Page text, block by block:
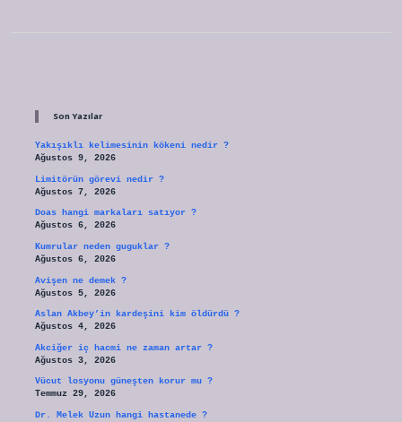
Son Yazılar
Yakışıklı kelimesinin kökeni nedir ?
Ağustos 9, 2026
Limitörün görevi nedir ?
Ağustos 7, 2026
Doas hangi markaları satıyor ?
Ağustos 6, 2026
Kumrular neden guguklar ?
Ağustos 6, 2026
Avişen ne demek ?
Ağustos 5, 2026
Aslan Akbey’in kardeşini kim öldürdü ?
Ağustos 4, 2026
Akciğer iç hacmi ne zaman artar ?
Ağustos 3, 2026
Vücut losyonu güneşten korur mu ?
Temmuz 29, 2026
Dr. Melek Uzun hangi hastanede ?